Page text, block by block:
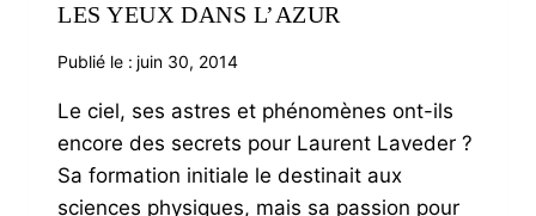
LES YEUX DANS L’AZUR
Publié le : juin 30, 2014
Le ciel, ses astres et phénomènes ont-ils
encore des secrets pour Laurent Laveder ?
Sa formation initiale le destinait aux
sciences physiques, mais sa passion pour